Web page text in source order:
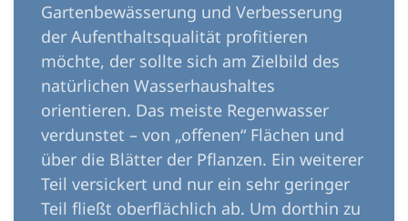
Gartenbewässerung und Verbesserung
der Aufenthaltsqualität profitieren
möchte, der sollte sich am Zielbild des
natürlichen Wasserhaushaltes
orientieren. Das meiste Regenwasser
verdunstet – von „offenen“ Flächen und
über die Blätter der Pflanzen. Ein weiterer
Teil versickert und nur ein sehr geringer
Teil fließt oberflächlich ab. Um dorthin zu